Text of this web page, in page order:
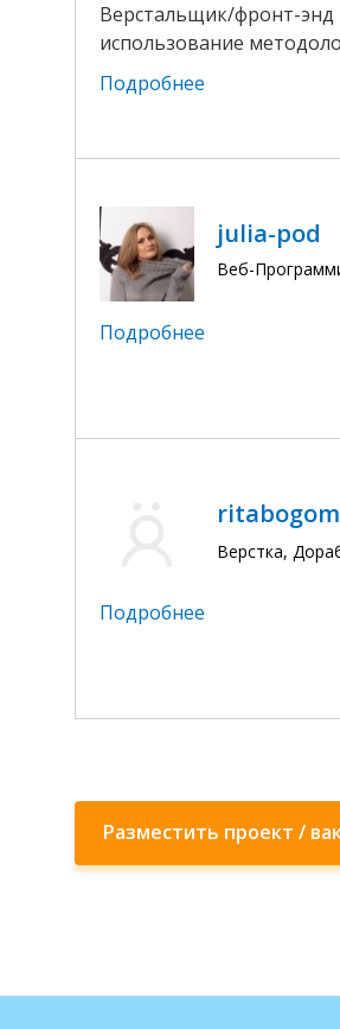
Верстальщик/фронт-энд
использование
Подробнее
julia-pod
Веб-
Подробнее
Верстка,
Подробнее
Разместить проект /